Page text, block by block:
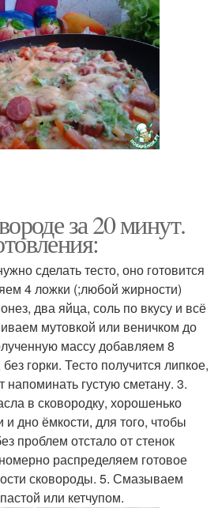
за 20 минут.
сделать тесто, оно готовится
4 ложки (;любой жирности)
два яйца, соль по вкусу и всё
мутовкой или веничком до
массу добавляем 8
горки. Тесто получится липкое,
напоминать густую сметану. 3.
в сковородку, хорошенько
дно ёмкости, для того, чтобы
проблем отстало от стенок
распределяем готовое
сковороды. 5. Смазываем
или кетчупом.